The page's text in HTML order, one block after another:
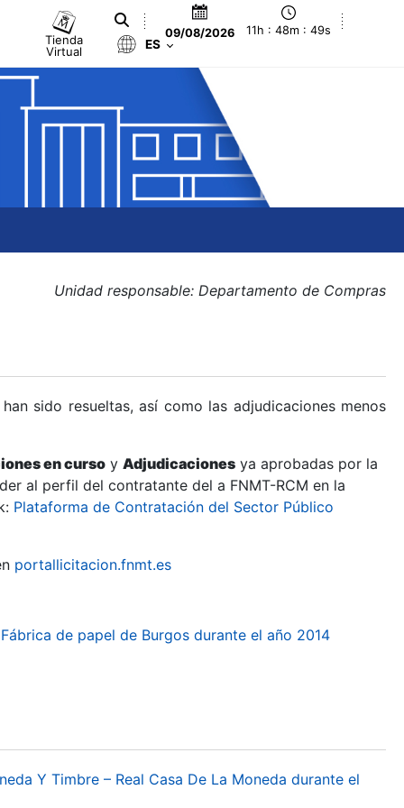
Tienda
Virtual
09/08/2026 11h : 48m : 49s
ES
Unidad responsable: Departamento de Compras
sido resueltas, así como las adjudicaciones menos
en curso y Adjudicaciones ya aprobadas por la
al perfil del contratante del a FNMT-RCM en la
Plataforma de Contratación del Sector Público
portallicitacion.fnmt.es
de papel de Burgos durante el año 2014
Y Timbre – Real Casa De La Moneda durante el